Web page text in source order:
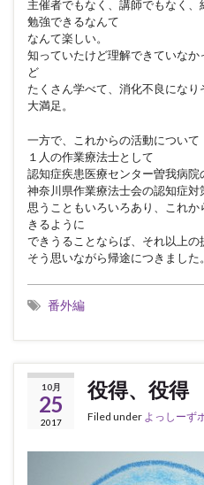
主催者でもなく、講師でもなく
勉強できるなんて
なんて楽しい。
知っていたけど理解できていな
ど
たくさん学べて、消化不良にな
大満足。
一方で、これからの活動について
１人の作業療法士として
認知症疾患医療センター曽我病院
神奈川県作業療法士会の認知症
思うこともいろいろあり、これ
きるように
できうることならば、それ以上の
そう思いながら帰途につきました。
番外編
10月
25
2017
役得、役得
Filed under よっしーず